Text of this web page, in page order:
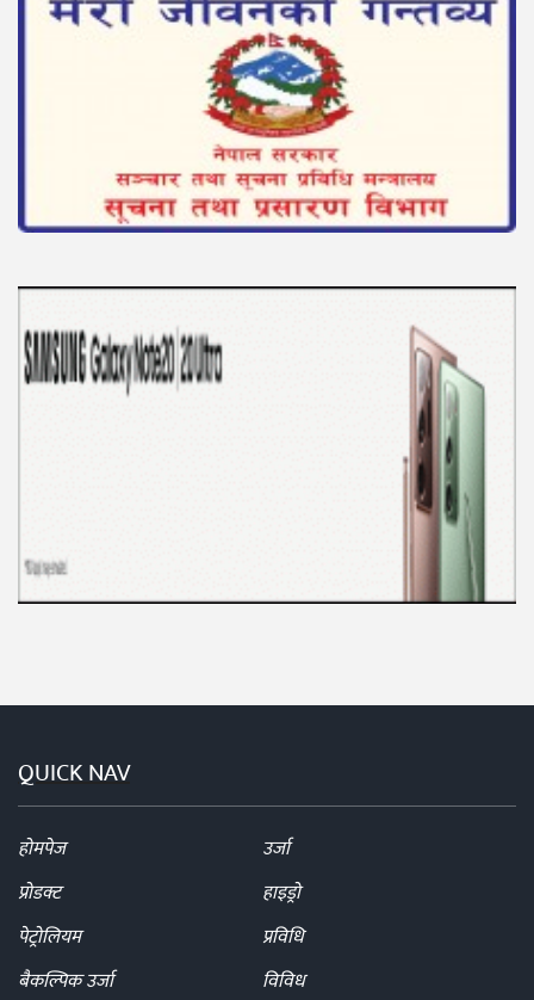
QUICK NAV
होमपेज
उर्जा
प्रोडक्ट
हाइड्रो
पेट्रोलियम
प्रविधि
बैकल्पिक उर्जा
विविध